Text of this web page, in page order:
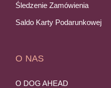
Śledzenie Zamówienia
Saldo Karty Podarunkowej
O NAS
O DOG AHEAD